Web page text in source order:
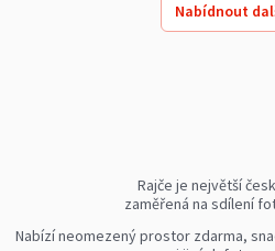
Nabídnout
Rajče je největší
zaměřená na sdílení
Nabízí neomezený prostor zdarma,